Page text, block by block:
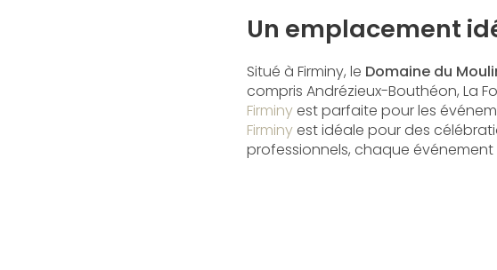
Un emplacement
Situé à Firminy, le Domaine du
compris Andrézieux-Bouthéon, La
Firminyest parfaite pour les
Firminyest idéale pour des
professionnels, chaque événement